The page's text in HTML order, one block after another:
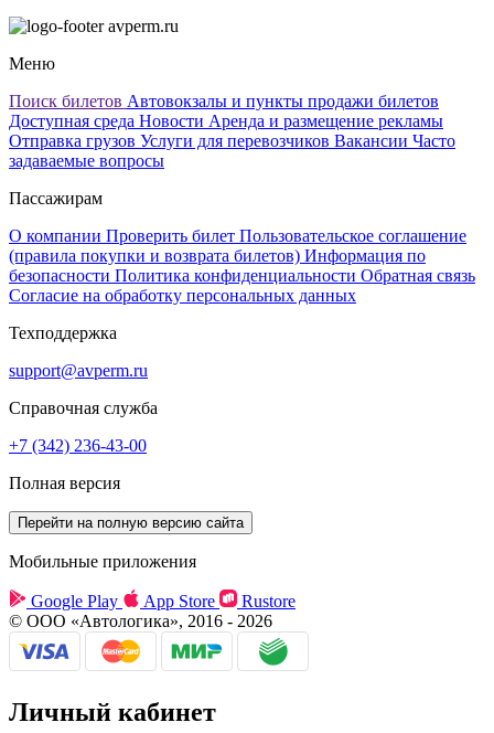
avperm.ru
Меню
Поиск билетов Автовокзалы и пункты продажи билетов
Доступная среда Новости Аренда и размещение рекламы
Отправка грузов Услуги для перевозчиков Вакансии Часто
задаваемые вопросы
Пассажирам
О компании Проверить билет Пользовательское соглашение
(правила покупки и возврата билетов) Информация по
безопасности Политика конфиденциальности Обратная связь
Согласие на обработку персональных данных
Техподдержка
support@avperm.ru
Справочная служба
+7 (342) 236-43-00
Полная версия
Мобильные приложения
Google Play App Store
Rustore
© ООО «Автологика», 2016 - 2026
Личный кабинет